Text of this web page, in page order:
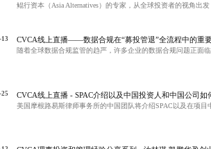
鲲行资本（Asia Alternatives）的专家，从全球投资者的视角出
13 CVCA线上直播——数据合规在“募投管退”全流程中的重
随着全球数据合规监管的趋严，许多企业的数据合规问题正面
25 CVCA线上直播 - SPAC介绍以及中国投资人和中国公司如
美国摩根路易斯律师事务所的中国团队将介绍SPAC以及在项目